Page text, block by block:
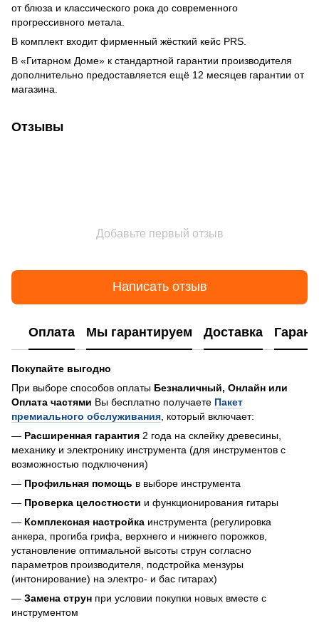
от блюза и классического рока до современного
прогрессивного метала.
В комплект входит фирменный жёсткий кейс PRS.
В «Гитарном Доме» к стандартной гарантии производителя
дополнительно предоставляется ещё 12 месяцев гарантии от
магазина.
Отзывы
Добавьте первый отзыв
Написать отзыв
Оплата Мы гарантируем Доставка
Покупайте выгодно
При выборе способов оплаты Безналичный, Онлайн или
Оплата частями Вы бесплатно получаете Пакет
премиального обслуживания , который включает:
— Расширенная гарантия 2 года на склейку древесины,
механику и электронику инструмента (для инструментов с
возможностью подключения)
— Профильная помощь в выборе инструмента
— Проверка целостности и функционирования гитары
— Комплексная настройка инструмента (регулировка
анкера, прогиба грифа, верхнего и нижнего порожков,
установление оптимальной высоты струн согласно
параметров производителя, подстройка мензуры
(интонирование) на электро- и бас гитарах)
— Замена струн при условии покупки новых вместе с
инструментом